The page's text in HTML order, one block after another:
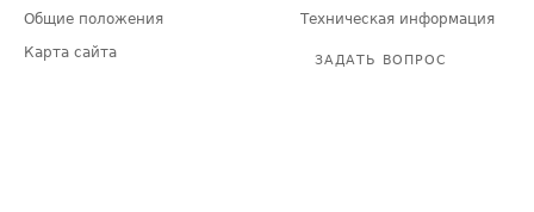
Общие положения
Карта сайта
Техническая информация
ЗАДАТЬ ВОПРОС